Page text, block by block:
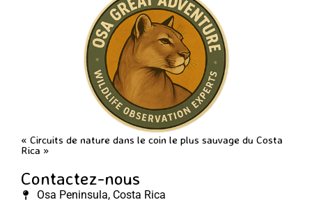
« Circuits de nature dans le coin le plus sauvage du Costa
Rica »
Contactez-nous
Osa Peninsula, Costa Rica